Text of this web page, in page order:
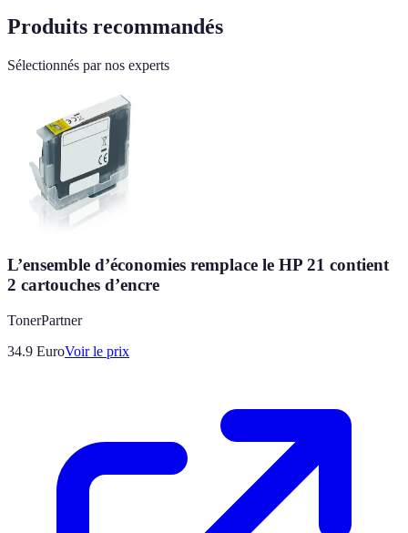
Produits recommandés
Sélectionnés par nos experts
L’ensemble d’économies remplace le HP 21 contient
2 cartouches d’encre
TonerPartner
34.9 EuroVoir le prix